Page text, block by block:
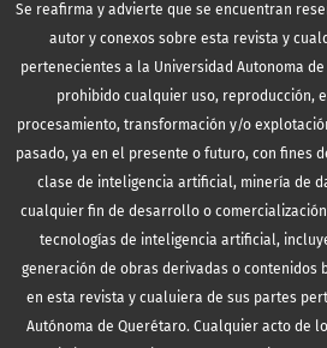
Se reafirma y advierte que se encuentran
autor y conexos sobre esta revista y
pertenecientes a la Universidad Autonoma
prohibido cualquier uso, reproducción,
procesamiento, transformación y/o
pasado, ya en el presente o futuro, con fines
clase de inteligencia artificial, minería de
cualquier fin de desarrollo o
tecnologías de inteligencia artificial,
generación de obras derivadas o contenidos
en esta revista y cualuiera de sus partes
Autónoma de Querétaro. Cualquier acto de